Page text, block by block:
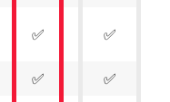
✅ ✅
✅
✅